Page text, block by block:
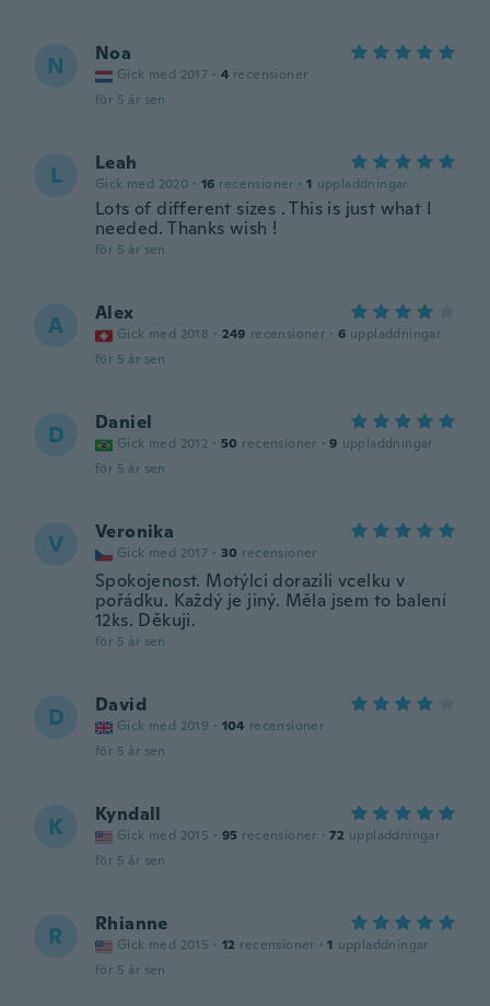
N Noa
Gick med 2017 · 4 recensioner
för 5 år sen
L Leah
Gick med 2020 · 16 recensioner · 1 uppladdningar
Lots of different sizes . This is just what I
needed. Thanks wish !
för 5 år sen
A Alex
Gick med 2018 · 249 recensioner · 6 uppladdningar
för 5 år sen
D Daniel
Gick med 2012 · 50 recensioner · 9 uppladdningar
för 5 år sen
V Veronika
Gick med 2017 · 30 recensioner
Spokojenost. Motýlci dorazili vcelku v
pořádku. Každý je jiný. Měla jsem to balení
12ks. Děkuji.
för 5 år sen
D David
Gick med 2019 · 104 recensioner
för 5 år sen
K Kyndall
Gick med 2015 · 95 recensioner · 72 uppladdningar
för 5 år sen
R Rhianne
Gick med 2015 · 12 recensioner · 1 uppladdningar
för 5 år sen